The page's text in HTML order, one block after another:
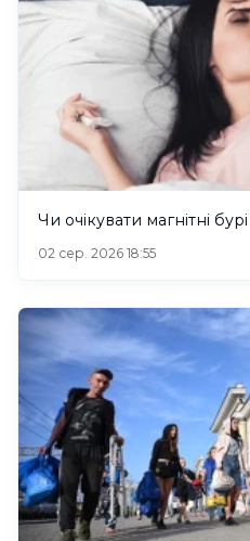
Чи очікувати магнітні
02 сер. 2026 18:55